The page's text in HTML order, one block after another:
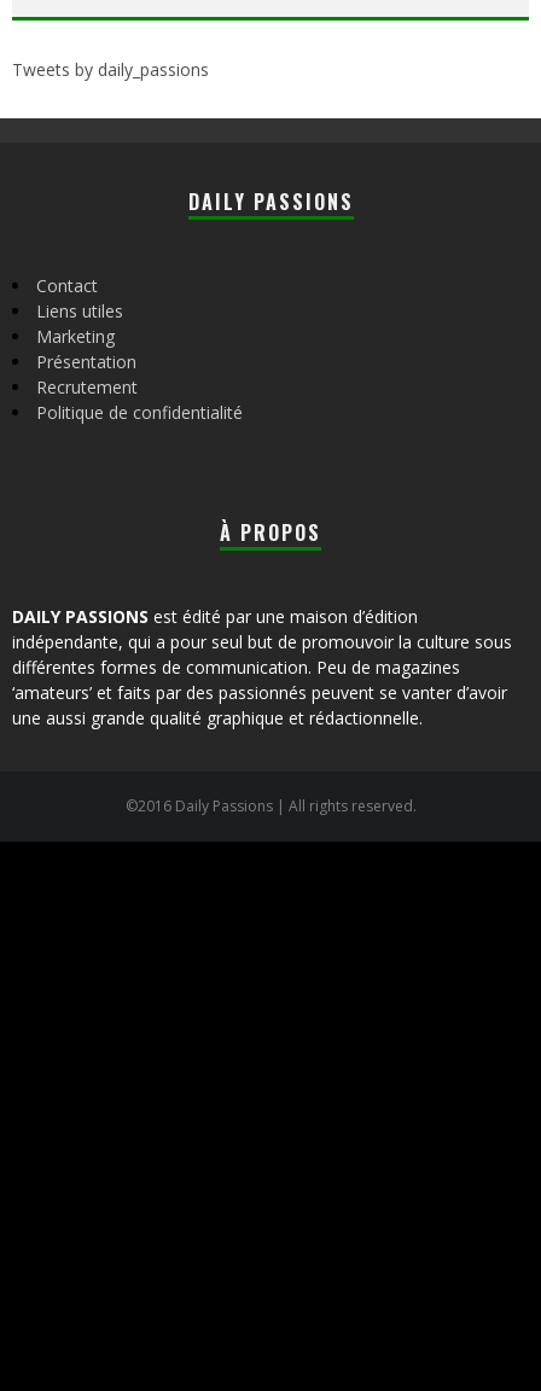
Tweets by daily_passions
DAILY PASSIONS
Contact
Liens utiles
Marketing
Présentation
Recrutement
Politique de confidentialité
À PROPOS
DAILY PASSIONS est édité par une maison d’édition
indépendante, qui a pour seul but de promouvoir la culture sous
différentes formes de communication. Peu de magazines
‘amateurs’ et faits par des passionnés peuvent se vanter d’avoir
une aussi grande qualité graphique et rédactionnelle.
©2016 Daily Passions | All rights reserved.